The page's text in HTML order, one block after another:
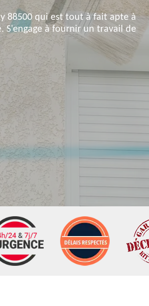
88500 qui est tout à fait apte à
S'engage à fournir un travail de